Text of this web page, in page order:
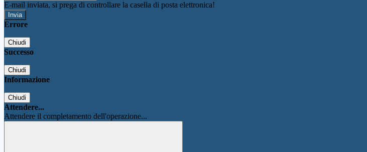
E-mail inviata, si prega di controllare la casella di posta elettronica!
Errore
Chiudi
Successo
Chiudi
Informazione
Chiudi
Attendere...
Attendere il completamento dell'operazione...